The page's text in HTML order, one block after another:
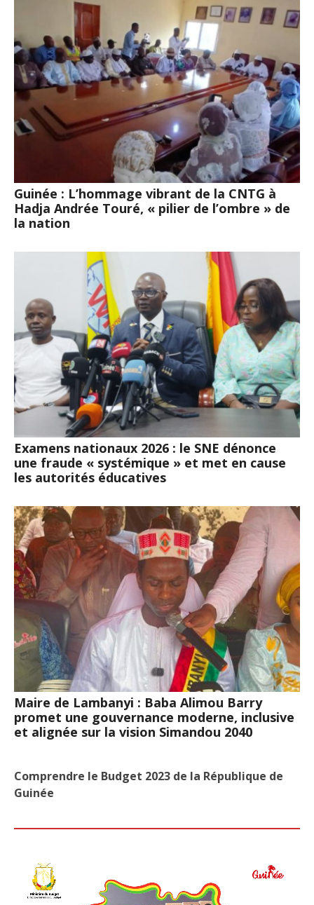
Guinée : L’hommage vibrant de la CNTG à
Hadja Andrée Touré, « pilier de l’ombre » de
la nation
Examens nationaux 2026 : le SNE dénonce
une fraude « systémique » et met en cause
les autorités éducatives
Maire de Lambanyi : Baba Alimou Barry
promet une gouvernance moderne, inclusive
et alignée sur la vision Simandou 2040
Comprendre le Budget 2023 de la République de
Guinée